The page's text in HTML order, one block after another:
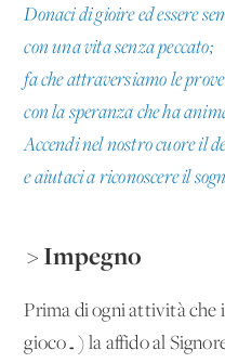
Donaci di gioire ed essere
con una vita senza peccato;
fa che attraversiamo le
con la speranza che ha
Accendi nel nostro cuore il
e aiutaci a riconoscere il
> Impegno
Prima di ogni attività
gioco…) la affido al